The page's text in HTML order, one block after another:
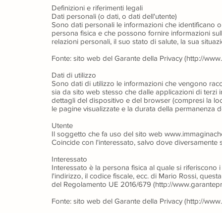
Definizioni e riferimenti legali
Dati personali (o dati, o dati dell'utente)
Sono dati personali le informazioni che identificano
persona fisica e che possono fornire informazioni
relazioni personali, il suo stato di salute, la sua
Fonte: sito web del Garante della Privacy (http://
Dati di utilizzo
Sono dati di utilizzo le informazioni che vengono
sia da sito web stesso che dalle applicazioni di terzi
dettagli del dispositivo e del browser (compresi la
le pagine visualizzate e la durata della permanenza
Utente
Il soggetto che fa uso del sito web
Coincide con l'interessato, salvo dove diversamente
Interessato
Interessato è la persona fisica al quale si
l'indirizzo, il codice fiscale, ecc. di Mario Rossi,
del Regolamento UE 2016/679 (http://
Fonte: sito web del Garante della Privacy (http://